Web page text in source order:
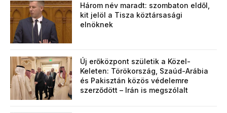
Három név maradt: szombaton eldől,
kit jelöl a Tisza köztársasági
elnöknek
Új erőközpont születik a Közel-
Keleten: Törökország, Szaúd-Arábia
és Pakisztán közös védelemre
szerződött – Irán is megszólalt